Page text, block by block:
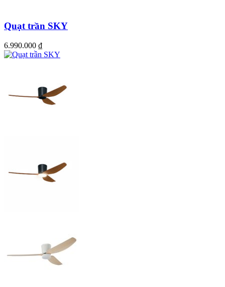
Quạt trần SKY
6.990.000 ₫